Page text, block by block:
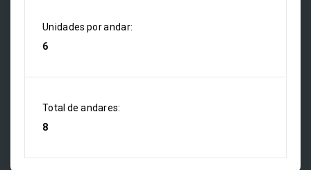
Unidades por andar:
6
Total de andares:
8